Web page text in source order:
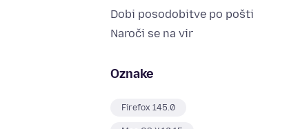
Dobi posodobitve po pošti
Naroči se na vir
Oznake
Firefox 145.0